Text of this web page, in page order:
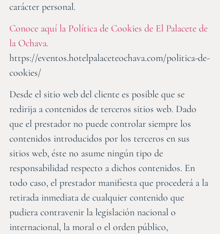
carácter personal.
Conoce aquí la Política de Cookies de El Palacete de
la Ochava.
https://eventos.hotelpalaceteochava.com/politica-de-
cookies/
Desde el sitio web del cliente es posible que se
redirija a contenidos de terceros sitios web. Dado
que el prestador no puede controlar siempre los
contenidos introducidos por los terceros en sus
sitios web, éste no asume ningún tipo de
responsabilidad respecto a dichos contenidos. En
todo caso, el prestador manifiesta que procederá a la
retirada inmediata de cualquier contenido que
pudiera contravenir la legislación nacional o
internacional, la moral o el orden público,